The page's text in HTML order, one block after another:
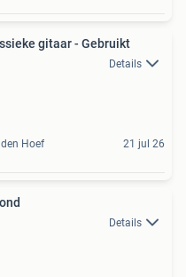
gitaar - Gebruikt
Details
Hoef 21 jul 26
Details